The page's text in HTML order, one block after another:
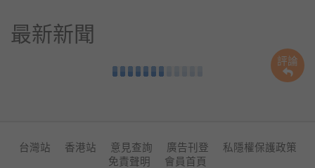
評論
最新新聞
台灣站 香港站 意見查詢 廣告刊登
私隱權保護政策
免責聲明
會員首頁